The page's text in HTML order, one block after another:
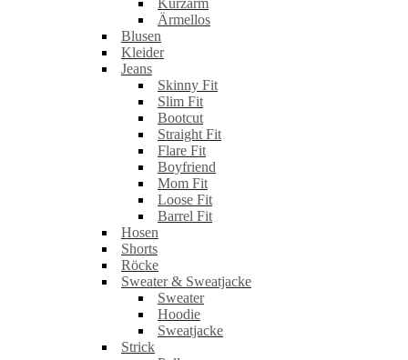
Kurzarm
Ärmellos
Blusen
Kleider
Jeans
Skinny Fit
Slim Fit
Bootcut
Straight Fit
Flare Fit
Boyfriend
Mom Fit
Loose Fit
Barrel Fit
Hosen
Shorts
Röcke
Sweater & Sweatjacke
Sweater
Hoodie
Sweatjacke
Strick